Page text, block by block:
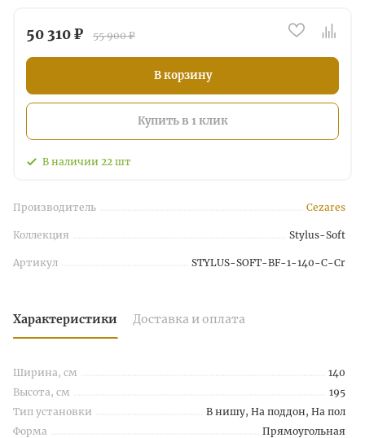
50 310 ₽ 55 900 ₽
В корзину
Купить в 1 клик
В наличии 22 шт
Производитель Cezares
Коллекция Stylus-Soft
Артикул STYLUS-SOFT-BF-1-140-C-Cr
Характеристики Доставка и оплата
Ширина, см
140
Высота, см
195
Тип установки
В нишу, На поддон, На пол
Форма
Прямоугольная